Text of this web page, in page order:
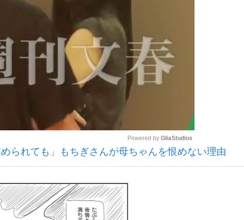
明かした日本代表監督に... 「最悪の空気のまま解散」WBC
選手が証言した“NPB聞... 「クマが悪者扱いされているのが
いまさら聞けない資
#高市早苗 #後藤真希 #森岡毅
Mute
Powered by GliaStudios
られても」もちぎさんが母ちゃんを恨めない理由